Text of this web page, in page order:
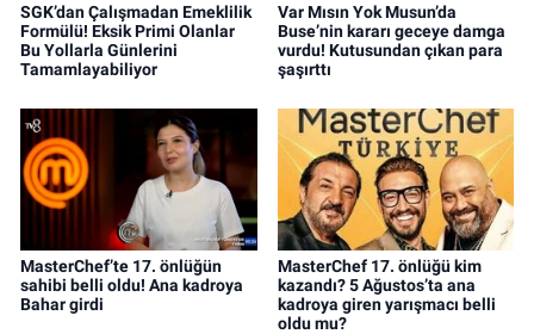
SGK’dan Çalışmadan Emeklilik
Formülü! Eksik Primi Olanlar
Bu Yollarla Günlerini
Tamamlayabiliyor
Var Mısın Yok Musun’da
Buse’nin kararı geceye damga
vurdu! Kutusundan çıkan para
şaşırttı
MasterChef’te 17. önlüğün
sahibi belli oldu! Ana kadroya
Bahar girdi
MasterChef 17. önlüğü kim
kazandı? 5 Ağustos’ta ana
kadroya giren yarışmacı belli
oldu mu?